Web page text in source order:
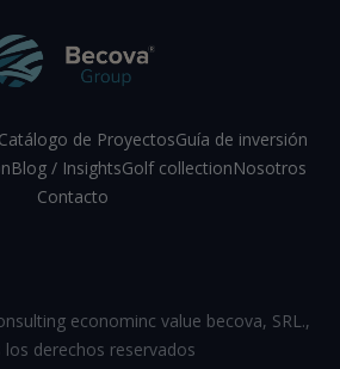
Catálogo de ProyectosGuía de inversión
Blog / InsightsGolf collectionNosotros
Contacto
econominc value becova, SRL.,
los derechos reservados